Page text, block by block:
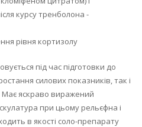
курсу тренболона -
рівня кортизолу
під час підготовки до
силових показників, так і
Має яскраво виражений
при цьому рельєфна і
в якості соло-препарату